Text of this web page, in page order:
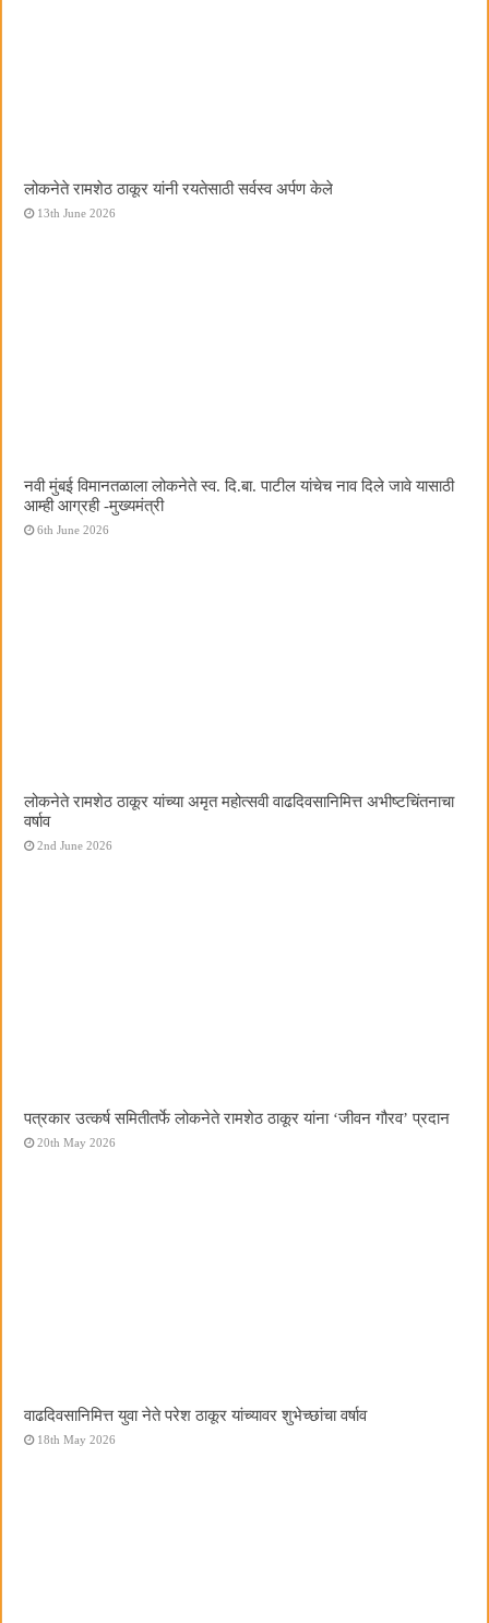
लोकनेते रामशेठ ठाकूर यांनी रयतेसाठी सर्वस्व अर्पण केले
13th June 2026
नवी मुंबई विमानतळाला लोकनेते स्व. दि.बा. पाटील यांचेच नाव दिले जावे यासाठी
आम्ही आग्रही -मुख्यमंत्री
6th June 2026
लोकनेते रामशेठ ठाकूर यांच्या अमृत महोत्सवी वाढदिवसानिमित्त अभीष्टचिंतनाचा
वर्षाव
2nd June 2026
पत्रकार उत्कर्ष समितीतर्फे लोकनेते रामशेठ ठाकूर यांना ‌‘जीवन गौरव‌’ प्रदान
20th May 2026
वाढदिवसानिमित्त युवा नेते परेश ठाकूर यांच्यावर शुभेच्छांचा वर्षाव
18th May 2026